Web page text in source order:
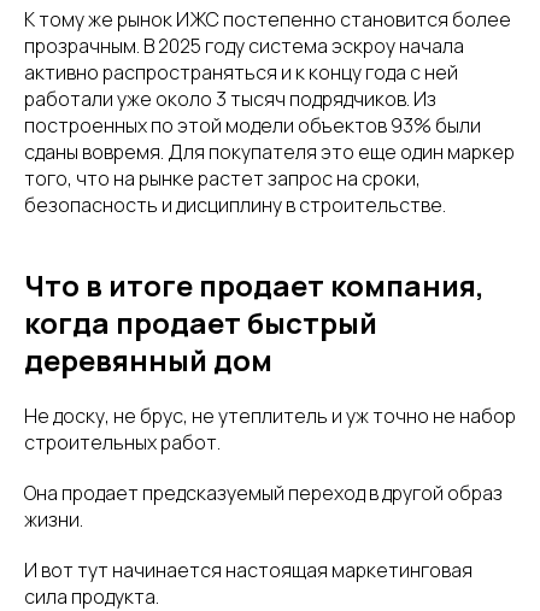
К тому же рынок ИЖС постепенно становится более
прозрачным. В 2025 году система эскроу начала
активно распространяться и к концу года с ней
работали уже около 3 тысяч подрядчиков. Из
построенных по этой модели объектов 93% были
сданы вовремя. Для покупателя это еще один маркер
того, что на рынке растет запрос на сроки,
безопасность и дисциплину в строительстве.
Что в итоге продает компания,
когда продает быстрый
деревянный дом
Не доску, не брус, не утеплитель и уж точно не набор
строительных работ.
Она продает предсказуемый переход в другой образ
жизни.
И вот тут начинается настоящая маркетинговая
сила продукта.